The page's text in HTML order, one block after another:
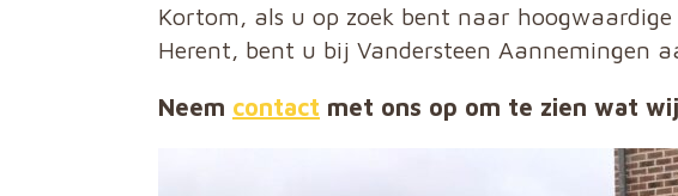
Kortom, als u op zoek bent naar
Herent, bent u bij Vandersteen Aannemingen
Neem contact met ons op om te zien wat